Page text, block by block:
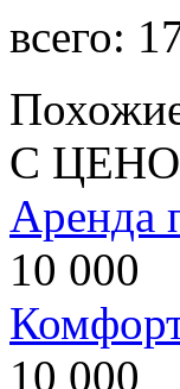
всего:
С
Аренда
10 000
10 000